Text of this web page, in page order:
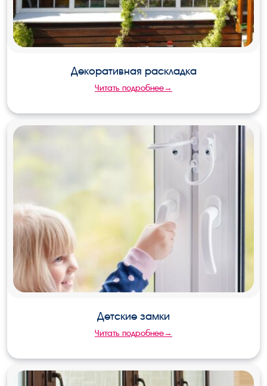
Декоративная раскладка
Читать подробнее→
Детские замки
Читать подробнее→